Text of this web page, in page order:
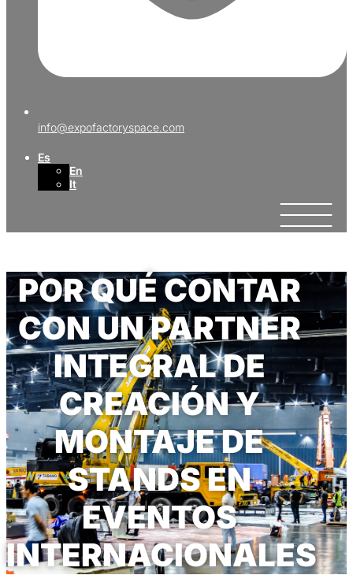
info@expofactoryspace.com
Es
En
It
POR QUÉ CONTAR
CON UN PARTNER
INTEGRAL DE
CREACIÓN Y
MONTAJE DE
STANDS EN
EVENTOS
INTERNACIONALES